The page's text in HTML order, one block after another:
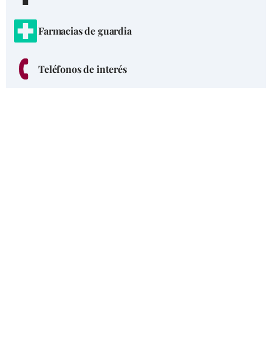
Farmacias de guardia
Teléfonos de interés